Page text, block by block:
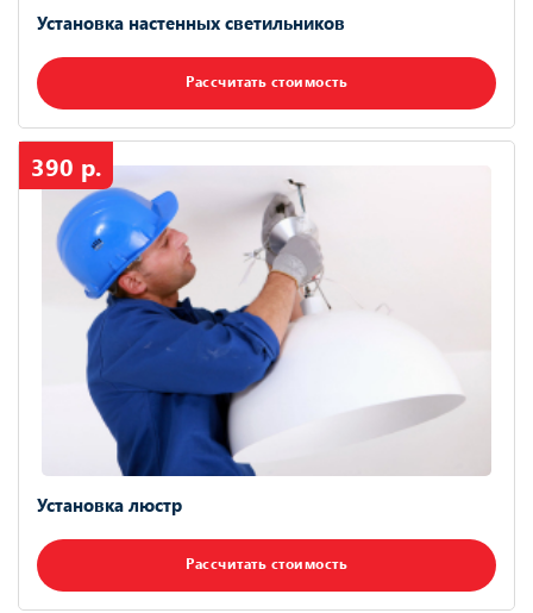
Установка настенных светильников
Рассчитать стоимость
390 р.
Установка люстр
Рассчитать стоимость